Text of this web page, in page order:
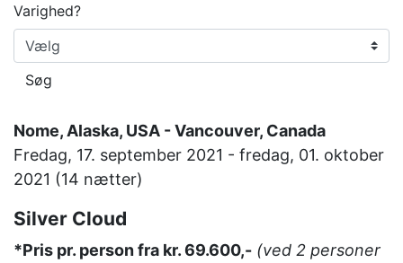
Varighed?
Søg
Nome, Alaska, USA - Vancouver, Canada
Fredag, 17. september 2021 - fredag, 01. oktober
2021 (14 nætter)
Silver Cloud
*Pris pr. person fra kr. 69.600,- (ved 2 personer